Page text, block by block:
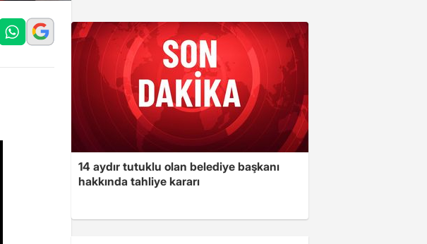
14 aydır tutuklu olan belediye başkanı
hakkında tahliye kararı